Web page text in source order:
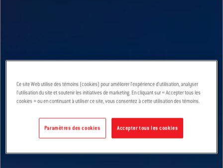
Ce site Web utilise des témoins (cookies) pour améliorer l’expérience d’utilisation, analyser
l’utilisation du site et soutenir les initiatives de marketing. En cliquant sur « Accepter tous les
cookies » ou en continuant à utiliser ce site, vous consentez à cette utilisation des témoins.
Accepter tous les cookies
Paramètres des cookies